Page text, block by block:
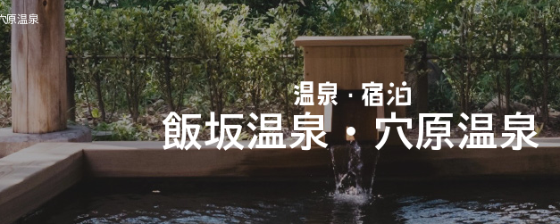
飯坂温泉・穴原温泉
原温泉